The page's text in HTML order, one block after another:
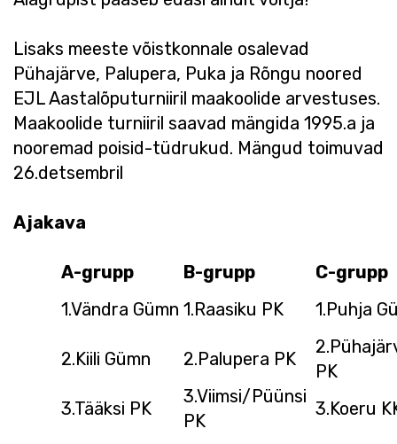
Lisaks meeste võistkonnale osalevad
Pühajärve, Palupera, Puka ja Rõngu noored
EJL Aastalõputurniiril maakoolide arvestuses.
Maakoolide turniiril saavad mängida 1995.a ja
nooremad poisid-tüdrukud. Mängud toimuvad
26.detsembril
Ajakava
A-grupp B-grupp
C-grupp
1.Vändra Gümn 1.Raasiku PK 1.Puhja
2.Kiili Gümn 2.Palupera PK
PK
3.Tääksi PK
3.Viimsi/Püünsi
PK
3.Koeru